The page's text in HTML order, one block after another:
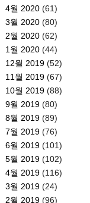
4월 2020(61)
3월 2020(80)
2월 2020(62)
1월 2020(44)
12월 2019(52)
11월 2019(67)
10월 2019(88)
9월 2019(80)
8월 2019(89)
7월 2019(76)
6월 2019(101)
5월 2019(102)
4월 2019(116)
3월 2019(24)
2월 2019(96)